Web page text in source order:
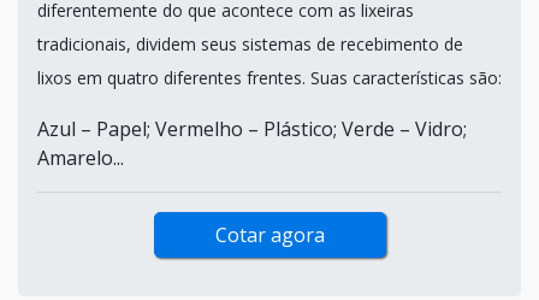
diferentemente do que acontece com as lixeiras
tradicionais, dividem seus sistemas de recebimento de
lixos em quatro diferentes frentes. Suas características são:
Azul – Papel; Vermelho – Plástico; Verde – Vidro;
Amarelo...
Cotar agora